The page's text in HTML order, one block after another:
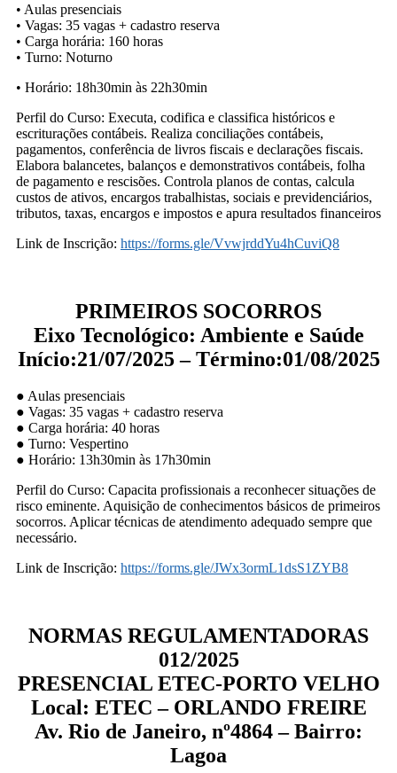
• Aulas presenciais
• Vagas: 35 vagas + cadastro reserva
• Carga horária: 160 horas
• Turno: Noturno
• Horário: 18h30min às 22h30min
Perfil do Curso: Executa, codifica e classifica históricos e
escriturações contábeis. Realiza conciliações contábeis,
pagamentos, conferência de livros fiscais e declarações fiscais.
Elabora balancetes, balanços e demonstrativos contábeis, folha
de pagamento e rescisões. Controla planos de contas, calcula
custos de ativos, encargos trabalhistas, sociais e previdenciários,
tributos, taxas, encargos e impostos e apura resultados financeiros
Link de Inscrição: https://forms.gle/VvwjrddYu4hCuviQ8
PRIMEIROS SOCORROS
Eixo Tecnológico: Ambiente e Saúde
Início:21/07/2025 – Término:01/08/2025
● Aulas presenciais
● Vagas: 35 vagas + cadastro reserva
● Carga horária: 40 horas
● Turno: Vespertino
● Horário: 13h30min às 17h30min
Perfil do Curso: Capacita profissionais a reconhecer situações de
risco eminente. Aquisição de conhecimentos básicos de primeiros
socorros. Aplicar técnicas de atendimento adequado sempre que
necessário.
Link de Inscrição: https://forms.gle/JWx3ormL1dsS1ZYB8
NORMAS REGULAMENTADORAS
012/2025
PRESENCIAL ETEC-PORTO VELHO
Local: ETEC – ORLANDO FREIRE
Av. Rio de Janeiro, nº4864 – Bairro:
Lagoa